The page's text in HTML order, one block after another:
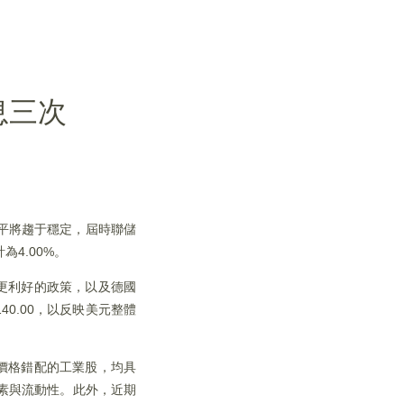
三次
將趨于穩定，屆時聯儲
4.00%。
好的政策，以及德國
，以反映美元整體
格錯配的工業股，均具
與流動性。此外，近期